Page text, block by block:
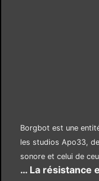
Borgbot est une
les studios Apo33,
sonore et celui de
… La résistance